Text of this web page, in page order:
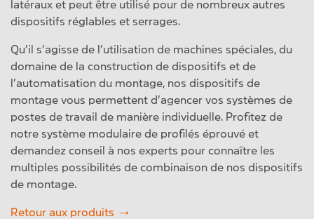
latéraux et peut être utilisé pour de nombreux autres
dispositifs réglables et serrages.
Qu’il s’agisse de l’utilisation de machines spéciales, du
domaine de la construction de dispositifs et de
l’automatisation du montage, nos dispositifs de
montage vous permettent d’agencer vos systèmes de
postes de travail de manière individuelle. Profitez de
notre système modulaire de profilés éprouvé et
demandez conseil à nos experts pour connaître les
multiples possibilités de combinaison de nos dispositifs
de montage.
Retour aux produits